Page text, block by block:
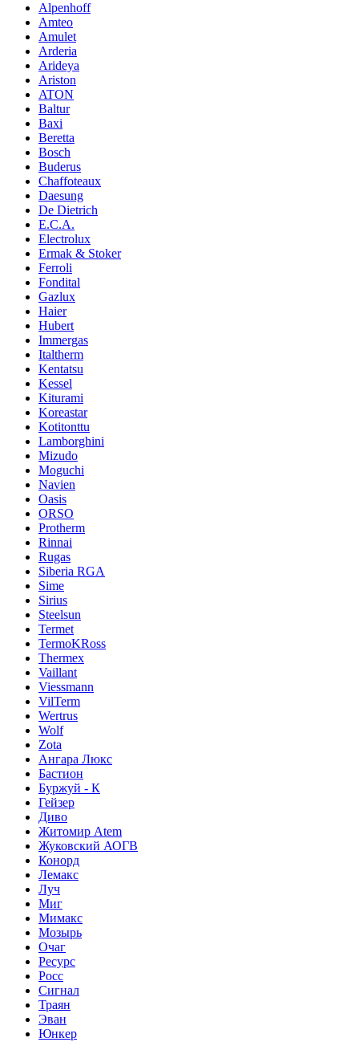
Alpenhoff
Amteo
Amulet
Arderia
Arideya
Ariston
ATON
Baltur
Baxi
Beretta
Bosch
Buderus
Chaffoteaux
Daesung
De Dietrich
E.C.A.
Electrolux
Ermak & Stoker
Ferroli
Fondital
Gazlux
Haier
Hubert
Immergas
Italtherm
Kentatsu
Kessel
Kiturami
Koreastar
Kotitonttu
Lamborghini
Mizudo
Moguchi
Navien
Oasis
ORSO
Protherm
Rinnai
Rugas
Siberia RGA
Sime
Sirius
Steelsun
Termet
TermoKRoss
Thermex
Vaillant
Viessmann
VilTerm
Wertrus
Wolf
Zota
Ангара Люкс
Бастион
Буржуй - К
Гейзер
Диво
Житомир Аtem
Жуковский АОГВ
Конорд
Лемакс
Луч
Миг
Мимакс
Мозырь
Очаг
Ресурс
Росс
Сигнал
Траян
Эван
Юнкер